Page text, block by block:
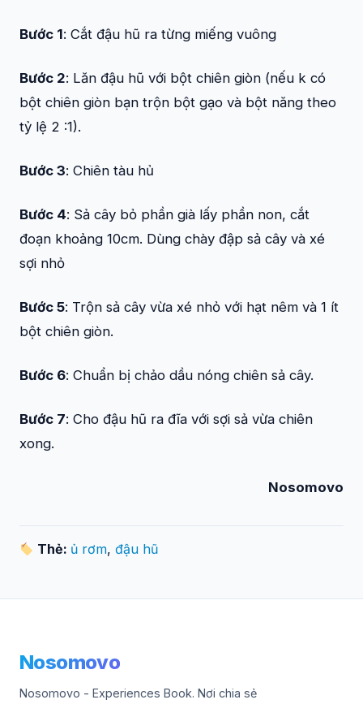
Bước 1: Cắt đậu hũ ra từng miếng vuông
Bước 2: Lăn đậu hũ với bột chiên giòn (nếu k có
bột chiên giòn bạn trộn bột gạo và bột năng theo
tỷ lệ 2 :1).
Bước 3: Chiên tàu hủ
Bước 4: Sả cây bỏ phần già lấy phần non, cắt
đoạn khoảng 10cm. Dùng chày đập sả cây và xé
sợi nhỏ
Bước 5: Trộn sả cây vừa xé nhỏ với hạt nêm và 1 ít
bột chiên giòn.
Bước 6: Chuẩn bị chảo dầu nóng chiên sả cây.
Bước 7: Cho đậu hũ ra đĩa với sợi sả vừa chiên
xong.
Nosomovo
Thẻ: ủ rơm,đậu hũ
Nosomovo
Nosomovo - Experiences Book. Nơi chia sẻ